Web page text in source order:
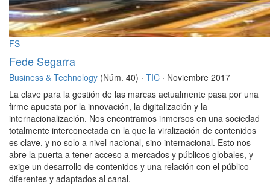
FS
Fede Segarra
Business & Technology (Núm. 40) · TIC · Noviembre 2017
La clave para la gestión de las marcas actualmente pasa por una
firme apuesta por la innovación, la digitalización y la
internacionalización. Nos encontramos inmersos en una sociedad
totalmente interconectada en la que la viralización de contenidos
es clave, y no solo a nivel nacional, sino internacional. Esto nos
abre la puerta a tener acceso a mercados y públicos globales, y
exige un desarrollo de contenidos y una relación con el público
diferentes y adaptados al canal.